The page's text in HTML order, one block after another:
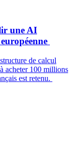
une AI
de calcul
acheter 100 millions
est retenu.